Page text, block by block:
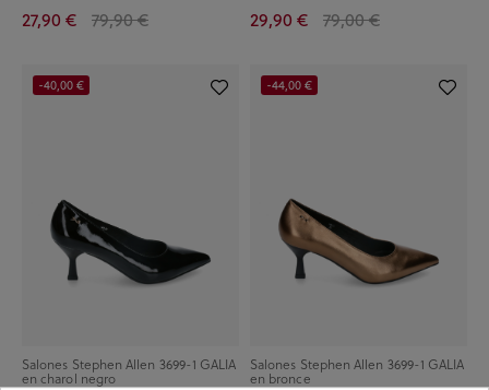
27,90 € 79,90 € 29,90 € 79,00 €
Salones Stephen Allen 3699-1 GALIA
en charol negro
-40,00 €
Salones Stephen Allen 3699-1 GALIA
en bronce
-44,00 €